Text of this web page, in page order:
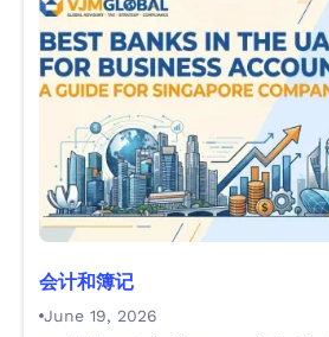
会计和簿记
June 19, 2026